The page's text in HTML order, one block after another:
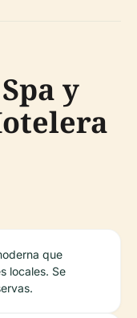
y
que
locales. Se